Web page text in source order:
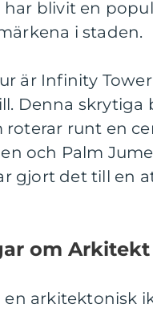
blivit en
i staden.
är Infinity
Denna
runt en
och Palm
gjort det till en
om Arkitekt
en arkitektonisk